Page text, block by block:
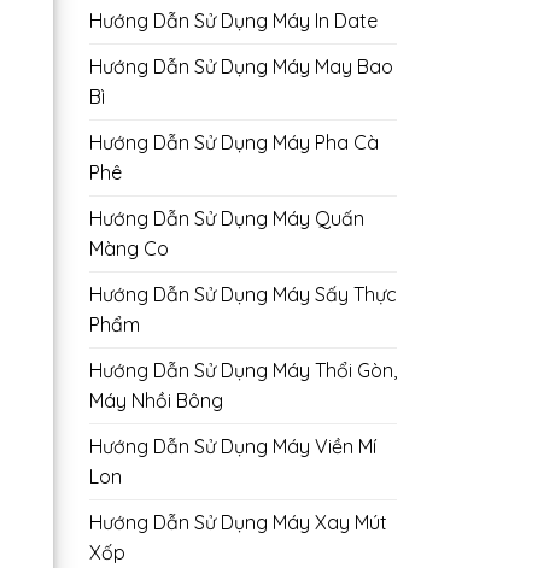
Hướng Dẫn Sử Dụng Máy In Date
Hướng Dẫn Sử Dụng Máy May Bao
Bì
Hướng Dẫn Sử Dụng Máy Pha Cà
Phê
Hướng Dẫn Sử Dụng Máy Quấn
Màng Co
Hướng Dẫn Sử Dụng Máy Sấy Thực
Phẩm
Hướng Dẫn Sử Dụng Máy Thổi Gòn,
Máy Nhồi Bông
Hướng Dẫn Sử Dụng Máy Viền Mí
Lon
Hướng Dẫn Sử Dụng Máy Xay Mút
Xốp